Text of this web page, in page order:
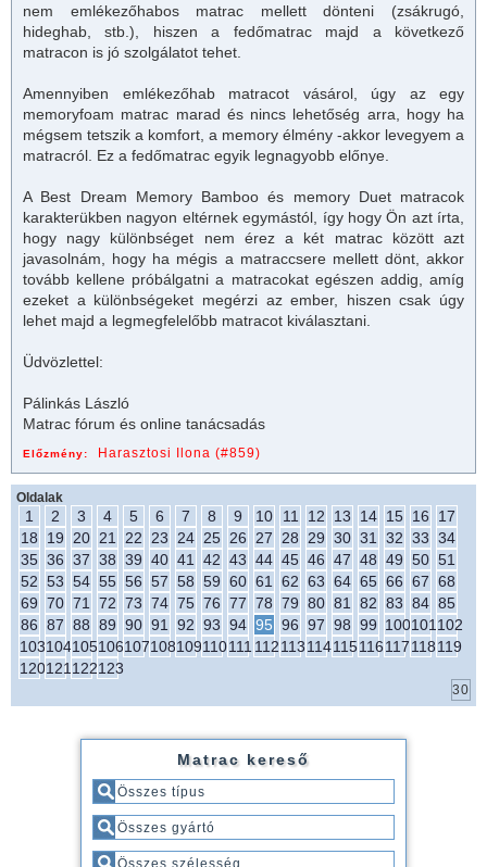
nem emlékezőhabos matrac mellett dönteni (zsákrugó,
hideghab, stb.), hiszen a fedőmatrac majd a következő
matracon is jó szolgálatot tehet.
Amennyiben emlékezőhab matracot vásárol, úgy az egy
memoryfoam matrac marad és nincs lehetőség arra, hogy ha
mégsem tetszik a komfort, a memory élmény -akkor levegyem a
matracról. Ez a fedőmatrac egyik legnagyobb előnye.
A Best Dream Memory Bamboo és memory Duet matracok
karakterükben nagyon eltérnek egymástól, így hogy Ön azt írta,
hogy nagy különbséget nem érez a két matrac között azt
javasolnám, hogy ha mégis a matraccsere mellett dönt, akkor
tovább kellene próbálgatni a matracokat egészen addig, amíg
ezeket a különbségeket megérzi az ember, hiszen csak úgy
lehet majd a legmegfelelőbb matracot kiválasztani.
Üdvözlettel:
Pálinkás László
Matrac fórum és online tanácsadás
Előzmény: Harasztosi Ilona (#859)
Oldalak
1 2 3 4 5 6 7 8 9 10 11 12 13 14 15 16
17
18
19 20 21 22 23 24 25 26 27 28 29 30 31 32 33 34
35 36 37 38 39 40 41 42 43 44 45 46 47 48 49 50 51
52 53 54 55 56 57 58 59 60 61 62 63 64 65 66 67 68
69 70 71 72 73 74 75 76 77 78 79 80 81 82 83 84 85
86 87 88 89 90 91 92 93 94 95 96 97 98 99 100101 102
103104105106107108109110111 112113114115116117118119
120121 122123
Matrac kereső